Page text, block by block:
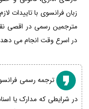
زبان فرانسوی با تاییدات
مترجمین رسمی در اقصی
در اسرع وقت انجام می
ترجمه رسمی
در شرایطی که مدارک یا